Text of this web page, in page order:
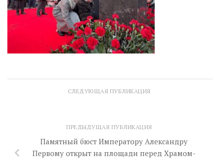
СЛЕДУЮЩАЯ ПУБЛИКАЦИЯ
ПРЕДЫДУЩАЯ ПУБЛИКАЦИЯ
Памятный бюст Императору Александру
Первому открыт на площади перед Храмом-